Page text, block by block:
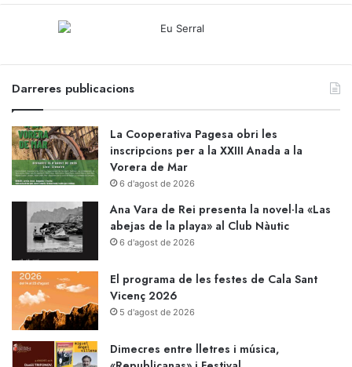
Darreres publicacions
La Cooperativa Pagesa obri les
inscripcions per a la XXIII Anada a la
Vorera de Mar
6 d'agost de 2026
Ana Vara de Rei presenta la novel·la «Las
abejas de la playa» al Club Nàutic
6 d'agost de 2026
El programa de les festes de Cala Sant
Vicenç 2026
5 d'agost de 2026
Dimecres entre lletres i música,